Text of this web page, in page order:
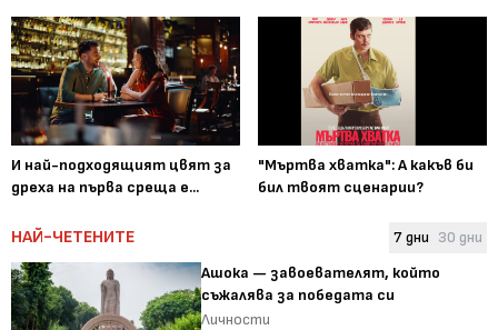
И най-подходящият цвят за
дреха на първа среща е...
"Мъртва хватка": А какъв би
бил твоят сценарии?
НАЙ-ЧЕТЕНИТЕ 7 дни 30 дни
Ашока — завоевателят, който
съжалява за победата си
Личности